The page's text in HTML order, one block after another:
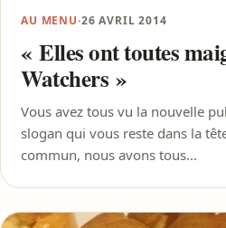
AU MENU·26 AVRIL 2014
« Elles ont toutes
Watchers »
Vous avez tous vu la nouvelle
slogan qui vous reste dans la
commun, nous avons tous…